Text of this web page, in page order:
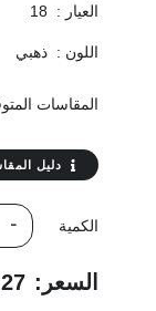
العيار : 18
اللون : ذهبي
المقاسات
دليل
الكمية
السعر: